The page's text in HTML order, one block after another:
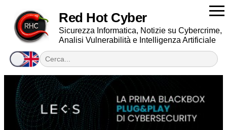
Red Hot Cyber
Sicurezza Informatica, Notizie su Cybercrime,
Analisi Vulnerabilità e Intelligenza Artificiale